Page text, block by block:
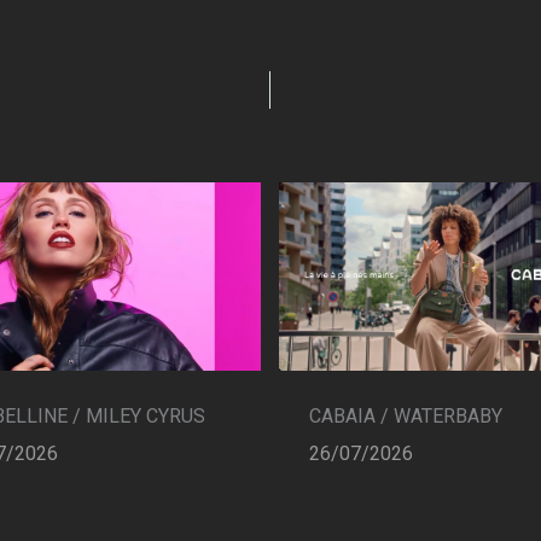
/ MILEY CYRUS
2026
CABAIA / WATERBABY
26/07/2026